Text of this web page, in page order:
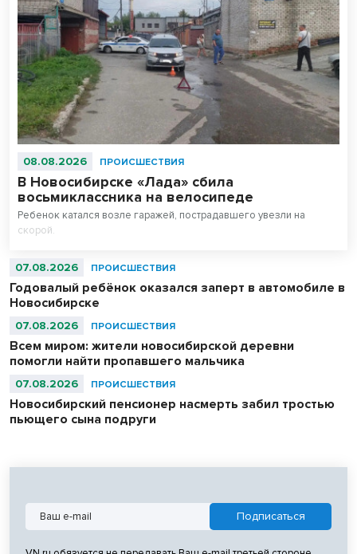
08.08.2026 ПРОИСШЕСТВИЯ
В Новосибирске «Лада» сбила
восьмиклассника на велосипеде
Ребенок катался возле гаражей, пострадавшего увезли на
скорой.
07.08.2026 ПРОИСШЕСТВИЯ
Годовалый ребёнок оказался заперт в автомобиле в
Новосибирске
07.08.2026 ПРОИСШЕСТВИЯ
Всем миром: жители новосибирской деревни
помогли найти пропавшего мальчика
07.08.2026 ПРОИСШЕСТВИЯ
Новосибирский пенсионер насмерть забил тростью
пьющего сына подруги